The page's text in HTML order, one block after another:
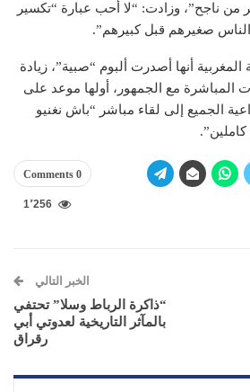
من ناجح”، وزادت: “لا أحب عبارة “تكسير
الناس صغيرهم قبل كبيرهم”.
أنها أصدرت ألبوم “صبية”، زيادة
المباشرة مع الجمهور، أولها موعد على
الجميع إلى لقاء مباشر “باش نغنيو
0 Comments
1٬256
الخبر التالي
“ذاكرة الرباط وسلا” تحتفي
بالمآثر التاريخية لعدوتي أبي
رقراق